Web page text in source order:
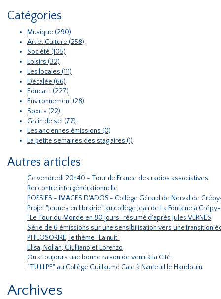
Catégories
Musique (290)
Art et Culture (258)
Société (105)
Loisirs (32)
Les locales (111)
Décalée (66)
Educatif (227)
Environnement (28)
Sports (22)
Grain de sel (77)
Les anciennes émissions (0)
La petite semaines des stagiaires (1)
Autres articles
Ce vendredi 20h40 - Tour de France des radios associatives
Rencontre intergénérationnelle
POESIES - IMAGES D'ADOS - Collège Gérard de Nerval de
Projet "Jeunes en librairie" au collège Jean de La Fontaine à
"Le Tour du Monde en 80 jours" résumé d'après Jules VERNES
Série de 6 émissions sur une sensibilisation vers une transition
PHILOSORIRE, le thème "La nuit"
Elisa, Nollan, Giulliano et Lorenzo
On a toujours une bonne raison de venir à la Cité
"TU LI PE" au Collège Guillaume Cale à Nanteuil le Haudouin
Archives